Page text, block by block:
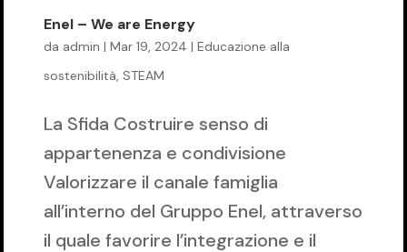
Enel – We are Energy
da admin | Mar 19, 2024 | Educazione alla
sostenibilità, STEAM
La Sfida Costruire senso di
appartenenza e condivisione
Valorizzare il canale famiglia
all’interno del Gruppo Enel, attraverso
il quale favorire l’integrazione e il